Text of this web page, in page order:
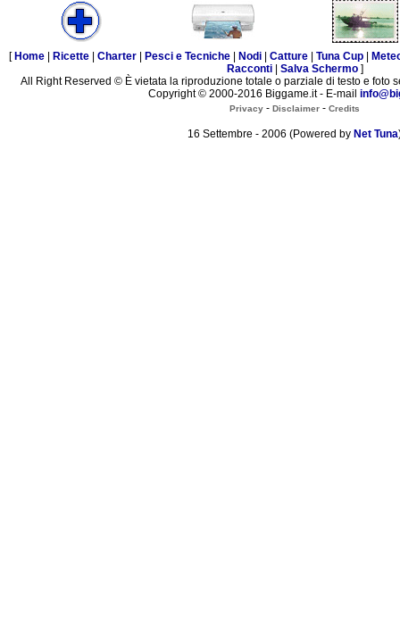
[ Home Ricette Charter Pesci e Tecniche Nodi Catture Tuna Cup
Racconti| Salva Schermo]
All Right Reserved © È vietata la riproduzione totale o parziale di testo e foto
Copyright © 2000-2016 Biggame.it - E-mail
Privacy - Disclaimer - Credits
16 Settembre - 2006 (Powered by Net Tuna